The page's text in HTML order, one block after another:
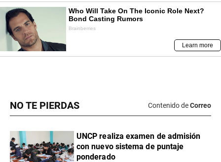
NO TE PIERDAS Contenido deCorreo
UNCP realiza examen de admisión
con nuevo sistema de puntaje
ponderado